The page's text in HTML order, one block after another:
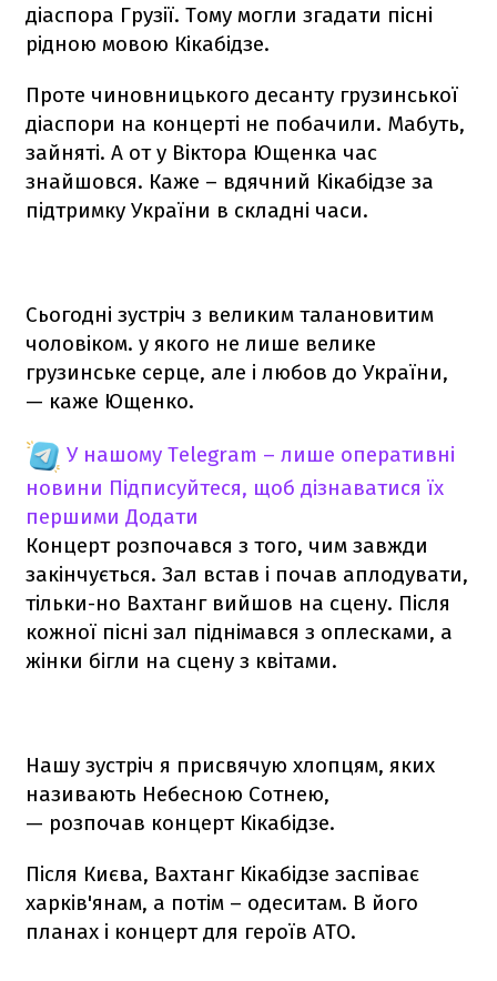
діаспора Грузії. Тому могли згадати пісні
рідною мовою Кікабідзе.
Проте чиновницького десанту грузинської
діаспори на концерті не побачили. Мабуть,
зайняті. А от у Віктора Ющенка час
знайшовся. Каже – вдячний Кікабідзе за
підтримку України в складні часи.
Сьогодні зустріч з великим талановитим
чоловіком. у якого не лише велике
грузинське серце, але і любов до України,
— каже Ющенко.
У нашому Telegram – лише оперативні
новини Підписуйтеся, щоб дізнаватися їх
першими Додати
Концерт розпочався з того, чим завжди
закінчується. Зал встав і почав аплодувати,
тільки-но Вахтанг вийшов на сцену. Після
кожної пісні зал піднімався з оплесками, а
жінки бігли на сцену з квітами.
Нашу зустріч я присвячую хлопцям, яких
називають Небесною Сотнею,
— розпочав концерт Кікабідзе.
Після Києва, Вахтанг Кікабідзе заспіває
харків'янам, а потім – одеситам. В його
планах і концерт для героїв АТО.